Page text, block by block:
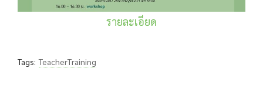
รายละเอียด
Tags: TeacherTraining